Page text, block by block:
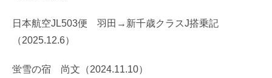
日本航空JL503便 羽田→新千歳クラスJ搭乗記
（2025.12.6）
蛍雪の宿 尚文（2024.11.10）